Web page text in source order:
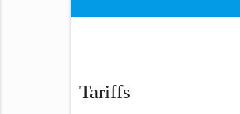
Tariffs